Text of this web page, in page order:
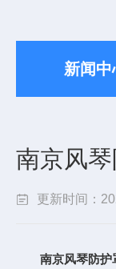
新闻中
南京风
更新时间：
南京风琴防护